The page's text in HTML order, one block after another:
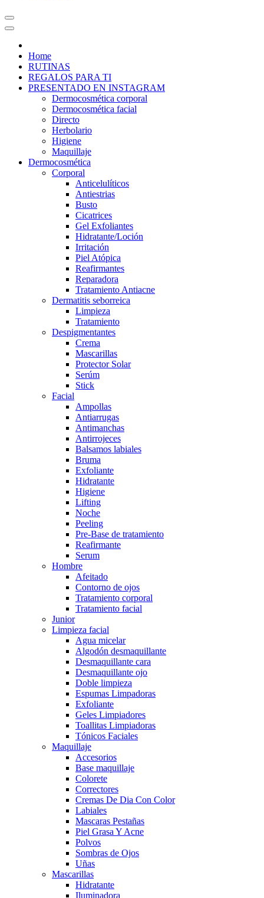
Home
RUTINAS
REGALOS PARA TI
PRESENTADO EN INSTAGRAM
Dermocosmética corporal
Dermocosmética facial
Directo
Herbolario
Higiene
Maquillaje
Dermocosmética
Corporal
Anticelulíticos
Antiestrias
Busto
Cicatrices
Gel Exfoliantes
Hidratante/Loción
Irritación
Piel Atópica
Reafirmantes
Reparadora
Tratamiento Antiacne
Dermatitis seborreica
Limpieza
Tratamiento
Despigmentantes
Crema
Mascarillas
Protector Solar
Serúm
Stick
Facial
Ampollas
Antiarrugas
Antimanchas
Antirrojeces
Balsamos labiales
Bruma
Exfoliante
Hidratante
Higiene
Lifting
Noche
Peeling
Pre-Base de tratamiento
Reafirmante
Serum
Hombre
Afeitado
Contorno de ojos
Tratamiento corporal
Tratamiento facial
Junior
Limpieza facial
Agua micelar
Algodón desmaquillante
Desmaquillante cara
Desmaquillante ojo
Doble limpieza
Espumas Limpadoras
Exfoliante
Geles Limpiadores
Toallitas Limpiadoras
Tónicos Faciales
Maquillaje
Accesorios
Base maquillaje
Colorete
Correctores
Cremas De Dia Con Color
Labiales
Mascaras Pestañas
Piel Grasa Y Acne
Polvos
Sombras de Ojos
Uñas
Mascarillas
Hidratante
Iluminadora